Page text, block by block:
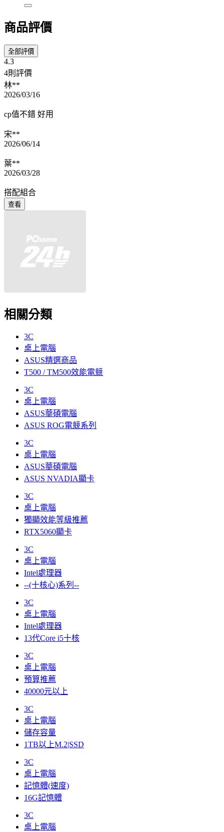
商品評價
全部評價
4.3
4則評價
林**
2026/03/16
cp值不錯 好用
宋**
2026/06/14
葉**
2026/03/28
搭配組合
查看
相關分類
3C
桌上電腦
ASUS精選商品
T500 / TM500效能電競
3C
桌上電腦
ASUS華碩電腦
ASUS ROG電競系列
3C
桌上電腦
ASUS華碩電腦
ASUS NVADIA顯卡
3C
桌上電腦
獨顯效能等級推薦
RTX5060顯卡
3C
桌上電腦
Intel處理器
--(十核心)系列--
3C
桌上電腦
Intel處理器
13代Core i5十核
3C
桌上電腦
預算推薦
40000元以上
3C
桌上電腦
儲存容量
1TB以上M.2|SSD
3C
桌上電腦
記憶體(速度)
16G記憶體
3C
桌上電腦